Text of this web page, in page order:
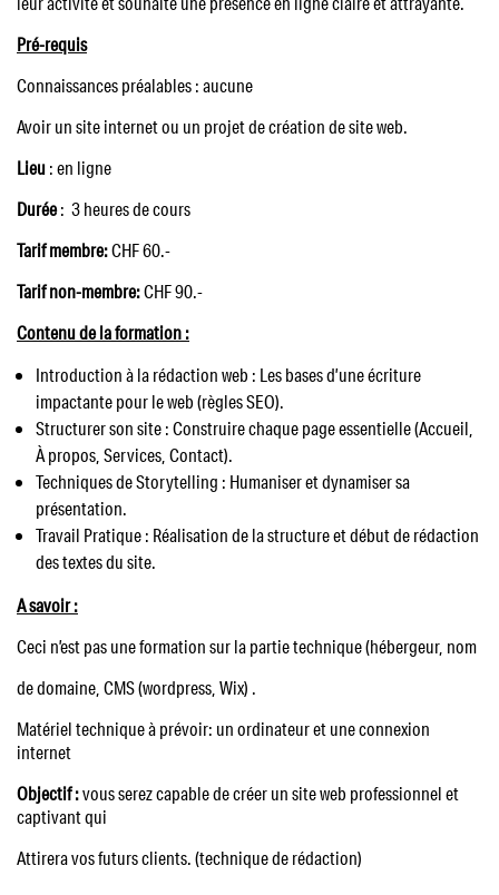
Pré-requis
Connaissances préalables : aucune
Avoir un site internet ou un projet de création de site web.
Lieu: en ligne
Durée: 3 heures de cours
Tarif membre:CHF 60.-
Tarif non-membre:CHF 90.-
Contenu de la formation :
Introduction à la rédaction web : Les bases d’une écriture
impactante pour le web (règles SEO).
Structurer son site : Construire chaque page essentielle (Accueil,
À propos, Services, Contact).
Techniques de Storytelling : Humaniser et dynamiser sa
présentation.
Travail Pratique : Réalisation de la structure et début de rédaction
des textes du site.
A savoir :
Ceci n’est pas une formation sur la partie technique (hébergeur, nom
de domaine, CMS (wordpress, Wix) .
Matériel technique à prévoir: un ordinateur et une connexion
internet
Objectif :vous serez capable de créer un site web professionnel et
captivant qui
Attirera vos futurs clients. (technique de rédaction)